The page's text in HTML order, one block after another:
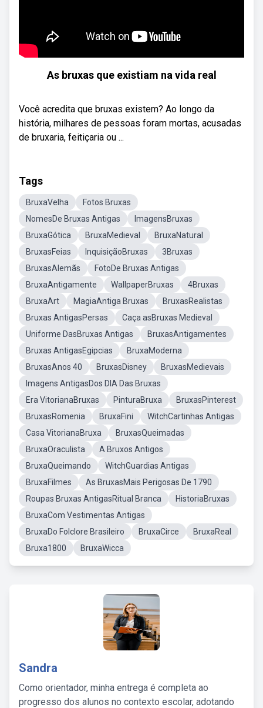
As bruxas que existiam na vida real
Você acredita que bruxas existem? Ao longo da
história, milhares de pessoas foram mortas, acusadas
de bruxaria, feitiçaria ou ...
Tags
BruxaVelha
Fotos Bruxas
NomesDe Bruxas Antigas
ImagensBruxas
BruxaGótica
BruxaMedieval
BruxaNatural
BruxasFeias
InquisiçãoBruxas
3Bruxas
BruxasAlemãs
FotoDe Bruxas Antigas
BruxaAntigamente
WallpaperBruxas
4Bruxas
BruxaArt
MagiaAntiga Bruxas
BruxasRealistas
Bruxas AntigasPersas
Caça asBruxas Medieval
Uniforme DasBruxas Antigas
BruxasAntigamentes
Bruxas AntigasEgipcias
BruxaModerna
BruxasAnos 40
BruxasDisney
BruxasMedievais
Imagens AntigasDos DIA Das Bruxas
Era VitorianaBruxas
PinturaBruxa
BruxasPinterest
BruxasRomenia
BruxaFini
WitchCartinhas Antigas
Casa VitorianaBruxa
BruxasQueimadas
BruxaOraculista
A Bruxos Antigos
BruxaQueimando
WitchGuardias Antigas
BruxaFilmes
As BruxasMais Perigosas De 1790
Roupas Bruxas AntigasRitual Branca
HistoriaBruxas
BruxaCom Vestimentas Antigas
BruxaDo Folclore Brasileiro
BruxaCirce
BruxaReal
Bruxa1800
BruxaWicca
Sandra
Como orientador, minha entrega é completa ao
progresso dos alunos no contexto escolar, adotando